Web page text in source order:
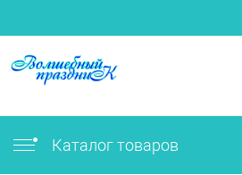
Каталог товаров